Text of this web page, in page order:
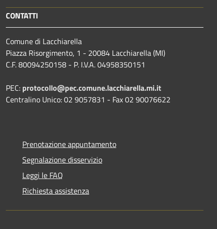
CONTATTI
Comune di Lacchiarella
Piazza Risorgimento, 1 - 20084 Lacchiarella (MI)
C.F. 80094250158 - P. I.V.A. 04958350151
PEC: protocollo@pec.comune.lacchiarella.mi.it
Centralino Unico: 02 9057831 - Fax 02 90076622
Prenotazione appuntamento
Segnalazione disservizio
Leggi le FAQ
Richiesta assistenza